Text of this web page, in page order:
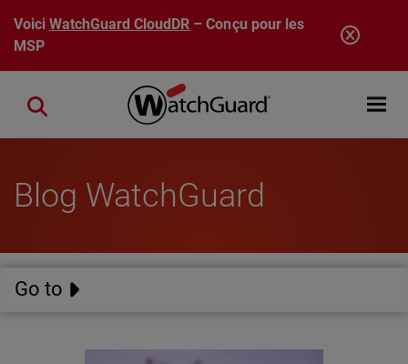
Aller au contenu principal
VoiciWatchGuard CloudDR – Conçu pour les
MSP
Open
Close search
Blog WatchGuard
Go to